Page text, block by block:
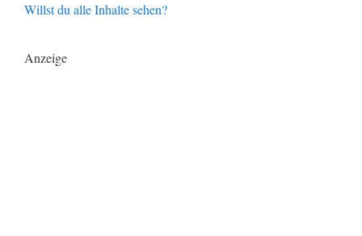
Willst du alle Inhalte sehen?
Anzeige